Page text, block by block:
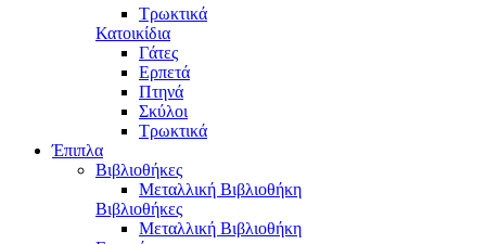
Τρωκτικά
Κατοικίδια
Γάτες
Ερπετά
Πτηνά
Σκύλοι
Τρωκτικά
Έπιπλα
Βιβλιοθήκες
Μεταλλική Βιβλιοθήκη
Βιβλιοθήκες
Μεταλλική Βιβλιοθήκη